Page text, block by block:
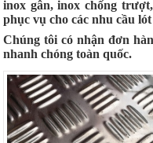
inox gân, inox chống
phục vụ cho các nhu cầu
Chúng tôi có nhận đơn
nhanh chóng toàn quốc.